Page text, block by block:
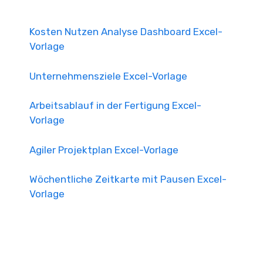
Kosten Nutzen Analyse Dashboard Excel-
Vorlage
Unternehmensziele Excel-Vorlage
Arbeitsablauf in der Fertigung Excel-
Vorlage
Agiler Projektplan Excel-Vorlage
Wöchentliche Zeitkarte mit Pausen Excel-
Vorlage